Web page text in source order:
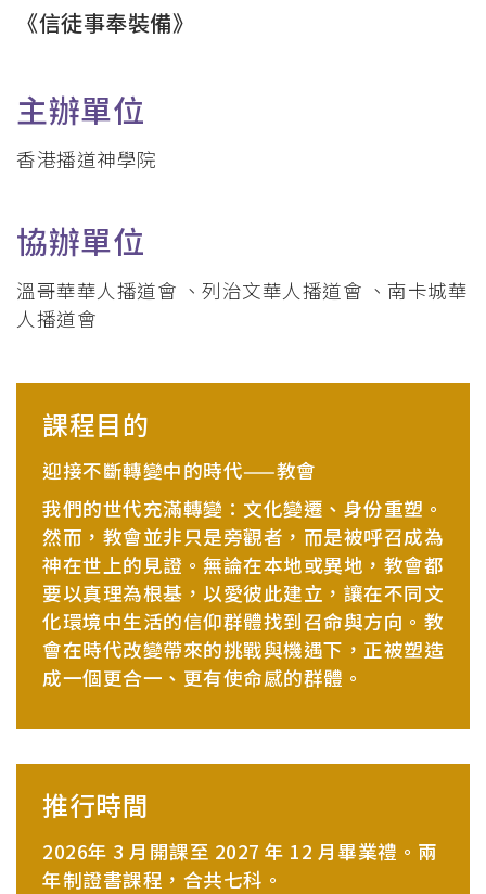
《信徒事奉裝備》
主辦單位
香港播道神學院
協辦單位
溫哥華華人播道會 、列治文華人播道會 、南卡城華
人播道會
課程目的
迎接不斷轉變中的時代——教會
我們的世代充滿轉變：文化變遷、身份重塑。
然而，教會並非只是旁觀者，而是被呼召成為
神在世上的見證。無論在本地或異地，教會都
要以真理為根基，以愛彼此建立，讓在不同文
化環境中生活的信仰群體找到召命與方向。教
會在時代改變帶來的挑戰與機遇下，正被塑造
成一個更合一、更有使命感的群體。
推行時間
2026年 3 月開課至 2027 年 12 月畢業禮。兩
年制證書課程，合共七科。